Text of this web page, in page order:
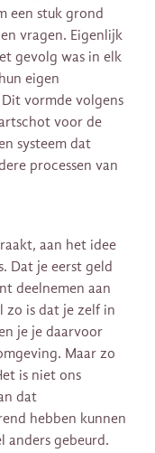
een stuk grond
vragen. Eigenlijk
gevolg was in elk
eigen
vormde volgens
voor de
systeem dat
processen van
aan het idee
Dat je eerst geld
deelnemen aan
zo is dat je zelf in
je je daarvoor
Maar zo
is niet ons
dat
hebben kunnen
anders gebeurd.